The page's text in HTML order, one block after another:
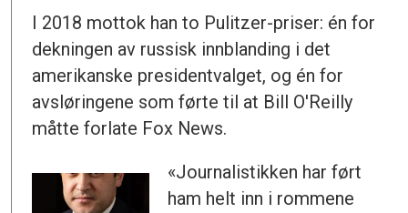
I 2018 mottok han to Pulitzer-priser: én for
dekningen av russisk innblanding i det
amerikanske presidentvalget, og én for
avsløringene som førte til at Bill O'Reilly
måtte forlate Fox News.
«Journalistikken har ført
ham helt inn i rommene